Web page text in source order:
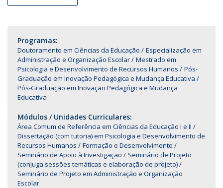
Programas:
Doutoramento em Ciências da Educação
Especialização em
Administração e Organização Escolar
Mestrado em
Psicologia e Desenvolvimento de Recursos Humanos
Pós-
Graduação em Inovação Pedagógica e Mudança Educativa
Pós-Graduação em Inovação Pedagógica e Mudança
Educativa
Módulos / Unidades Curriculares:
Área Comum de Referência em Ciências da Educação I e II
Dissertação (com tutoria) em Psicologia e Desenvolvimento de
Recursos Humanos
Formação e Desenvolvimento
Seminário de Apoio à Investigação
Seminário de Projeto
(conjuga sessões temáticas e elaboração de projeto)
Seminário de Projeto em Administração e Organização
Escolar